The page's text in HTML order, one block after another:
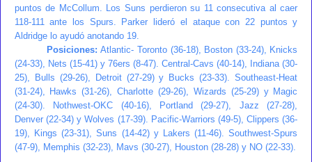
puntos de McCollum. Los Suns perdieron su 11 consecutiva al caer
118-111 ante los Spurs. Parker lideró el ataque con 22 puntos y
Aldridge lo ayudó anotando 19.
Posiciones:Atlantic- Toronto (36-18), Boston (33-24), Knicks
(24-33), Nets (15-41) y 76ers (8-47). Central-Cavs (40-14), Indiana (30-
25), Bulls (29-26), Detroit (27-29) y Bucks (23-33). Southeast-Heat
(31-24), Hawks (31-26), Charlotte (29-26), Wizards (25-29) y Magic
(24-30). Nothwest-OKC (40-16), Portland (29-27), Jazz (27-28),
Denver (22-34) y Wolves (17-39). Pacific-Warriors (49-5), Clippers (36-
19), Kings (23-31), Suns (14-42) y Lakers (11-46). Southwest-Spurs
(47-9), Memphis (32-23), Mavs (30-27), Houston (28-28) y NO (22-33).